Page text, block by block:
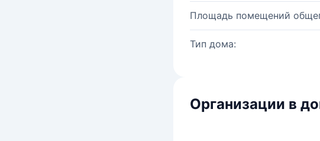
Площадь помещений
Тип дома:
Организации в